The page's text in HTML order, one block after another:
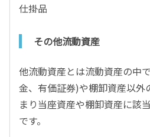
仕掛品
その他流動資産
他流動資産とは流動資産の中
金、有価証券)や棚卸資産以外
まり当座資産や棚卸資産に該
です。